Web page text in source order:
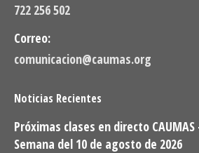
722 256 502
Correo:
comunicacion@caumas.org
Noticias Recientes
Próximas clases en directo CAUMAS
Semana del 10 de agosto de 2026